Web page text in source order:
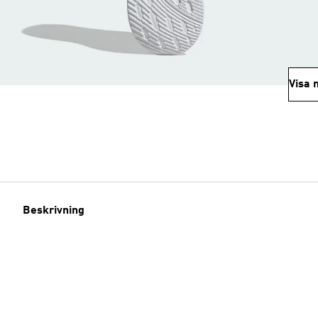
Visa
Beskrivning